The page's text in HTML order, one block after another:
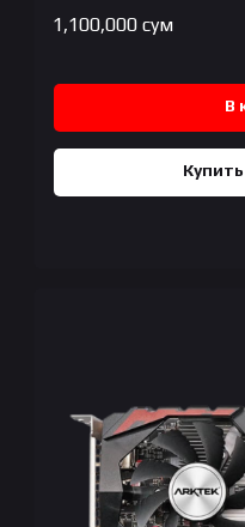
1,100,000 сум
В